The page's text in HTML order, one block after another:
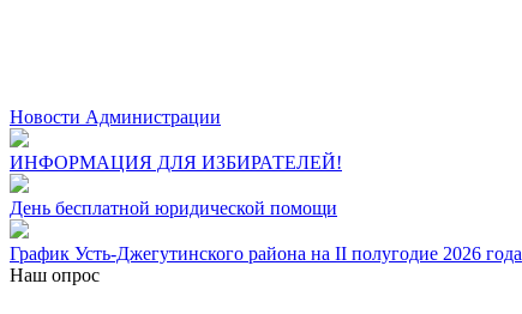
Новости Администрации
ИНФОРМАЦИЯ ДЛЯ ИЗБИРАТЕЛЕЙ!
День бесплатной юридической помощи
График Усть-Джегутинского района на II полугодие 2026 года
Наш опрос